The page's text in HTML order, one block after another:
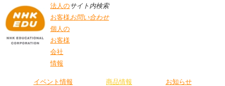
法人の
お客様
個人の
お客様
会社
情報
サイト内検索
お問い合わせ
イベント情報 商品情報 お知らせ
そう術 最新改訂版